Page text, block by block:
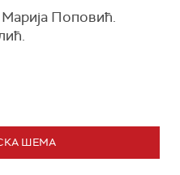
Марија Поповић.
ШЕМА